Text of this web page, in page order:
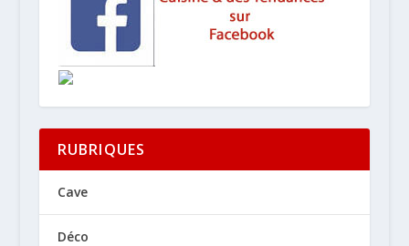
RUBRIQUES
Cave
Déco